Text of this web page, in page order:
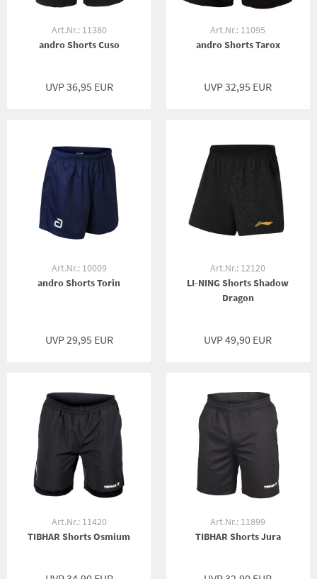
Art.Nr.: 11380
andro Shorts Cuso
UVP 36,95 EUR
Art.Nr.: 11095
andro Shorts Tarox
UVP 32,95 EUR
Art.Nr.: 10009
andro Shorts Torin
UVP 29,95 EUR
Art.Nr.: 12120
LI-NING Shorts Shadow
Dragon
UVP 49,90 EUR
Art.Nr.: 11420
TIBHAR Shorts Osmium
Art.Nr.: 11899
TIBHAR Shorts Jura